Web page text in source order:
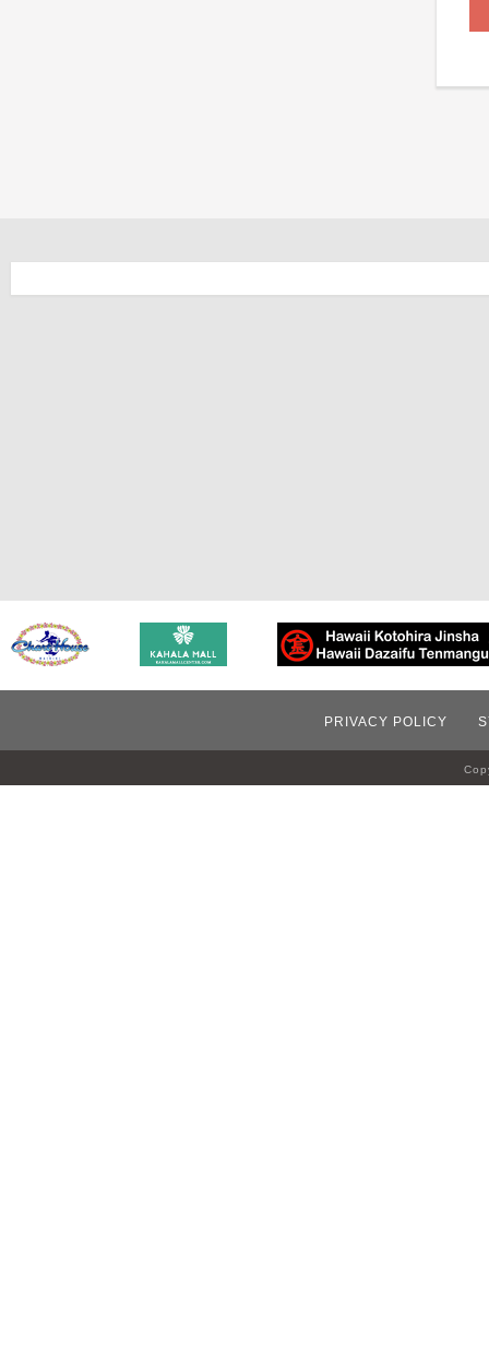
PRIVACY POLICY